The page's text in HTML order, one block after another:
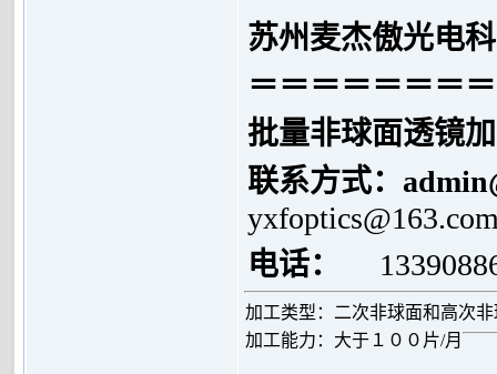
苏州麦杰傲光电
＝＝＝＝＝＝＝
批量非球面透镜
联系方式：
电话：
加工类型：二次非球面和高次非
加工能力：大于１００片/月